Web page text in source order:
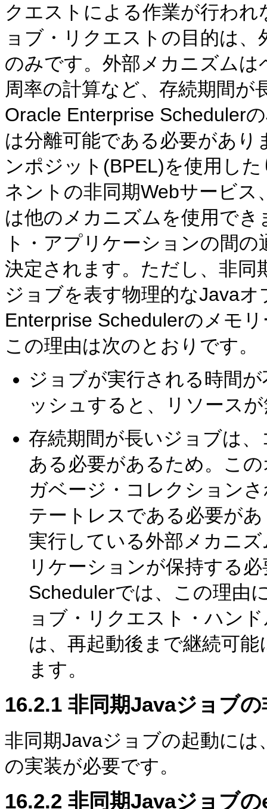
クエストによる作業が行わ
ョブ・リクエストの目的は
のみです。外部メカニズム
周率の計算など、存続期間
Oracle Enterprise Scheduler
は分離可能である必要があ
ンポジット(BPEL)を使用し
ネントの非同期Webサービ
は他のメカニズムを使用で
ト・アプリケーションの間
決定されます。ただし、非同
ジョブを表す物理的なJava
Enterprise Schedulerのメモ
この理由は次のとおりです。
ジョブが実行される時間
ッシュすると、リソース
存続期間が長いジョブは
ある必要があるため。こ
ガベージ・コレクション
テートレスである必要が
実行している外部メカニ
リケーションが保持する
Schedulerでは、この理由
ョブ・リクエスト・ハン
は、再起動後まで継続可
ます。
16.2.1 非同期Javaジョブ
非同期Javaジョブの起動には
の実装が必要です。
16.2.2 非同期Javaジョブ